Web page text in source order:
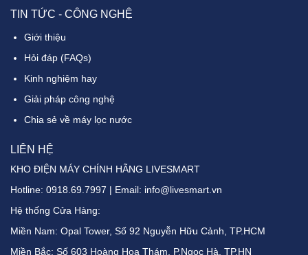
TIN TỨC - CÔNG NGHỆ
Giới thiệu
Hỏi đáp (FAQs)
Kinh nghiệm hay
Giải pháp công nghệ
Chia sẻ về máy lọc nước
LIÊN HỆ
KHO ĐIỆN MÁY CHÍNH HÃNG LIVESMART
Hotline: 0918.69.7997 | Email: info@livesmart.vn
Hệ thống Cửa Hàng:
Miền Nam: Opal Tower, Số 92 Nguyễn Hữu Cảnh, TP.HCM
Miền Bắc: Số 603 Hoàng Hoa Thám, P.Ngọc Hà, TP.HN